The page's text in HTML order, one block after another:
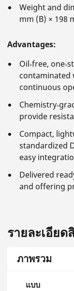
Weight and
mm (B) × 198
Advantages:
Oil‑free,
contaminated
continuous
provide
Compact,
standardized
easy
Delivered
and offering
รายละเอียด
ภาพรวม
แบบ